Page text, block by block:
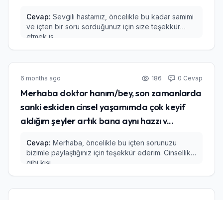
Cevap: Sevgili hastamız, öncelikle bu kadar samimi
ve içten bir soru sorduğunuz için size teşekkür
etmek is...
6 months ago 186 0 Cevap
Merhaba doktor hanım/bey, son zamanlarda
sanki eskiden cinsel yaşamımda çok keyif
aldığım şeyler artık bana aynı hazzı v...
Cevap: Merhaba, öncelikle bu içten sorunuzu
bizimle paylaştığınız için teşekkür ederim. Cinsellik
gibi kişi...